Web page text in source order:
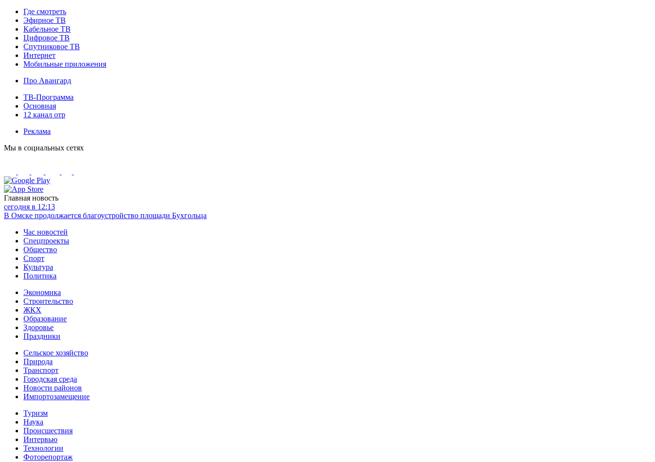
Где смотреть
Эфирное ТВ
Кабельное ТВ
Цифровое ТВ
Спутниковое ТВ
Интернет
Мобильные приложения
Про Авангард
ТВ-Программа
Основная
12 канал отр
Реклама
Мы в социальных сетях
Главная новость
сегодня в 12:13
В Омске продолжается благоустройство площади Бухгольца
Час новостей
Спецпроекты
Общество
Спорт
Культура
Политика
Экономика
Строительство
ЖКХ
Образование
Здоровье
Праздники
Сельское хозяйство
Природа
Транспорт
Городская среда
Новости районов
Импортозамещение
Туризм
Наука
Происшествия
Интервью
Технологии
Фоторепортаж